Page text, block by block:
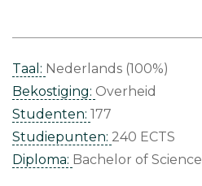
Taal: Nederlands (100%)
Bekostiging: Overheid
Studenten: 177
Studiepunten: 240 ECTS
Diploma: Bachelor of Science